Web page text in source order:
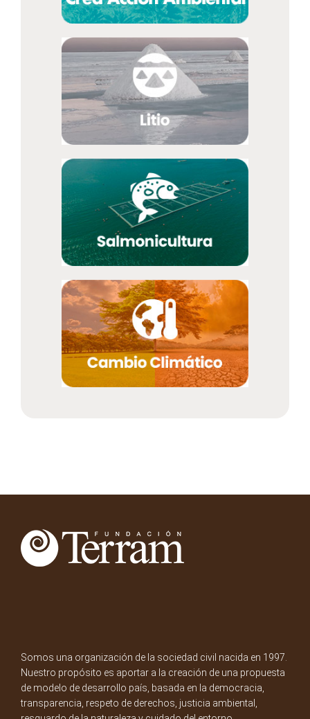
Somos una organización de la sociedad civil nacida en 1997.
Nuestro propósito es aportar a la creación de una propuesta
de modelo de desarrollo país, basada en la democracia,
transparencia, respeto de derechos, justicia ambiental,